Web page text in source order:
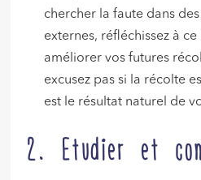
chercher la faute dans
externes, réfléchissez à
améliorer vos futures
excusez pas si la récolte
est le résultat naturel de
2. Etudier et